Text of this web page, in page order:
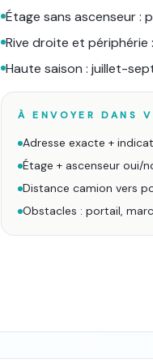
Étage sans ascenseur :
Rive droite et
Haute saison : juillet-
À ENVOYER DANS
Adresse exacte +
Étage + ascenseur oui/
Distance camion vers
Obstacles : portail,